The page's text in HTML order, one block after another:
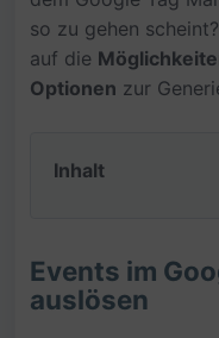
so zu gehen
auf die
Optionen zur
Inhalt
Events im
auslösen